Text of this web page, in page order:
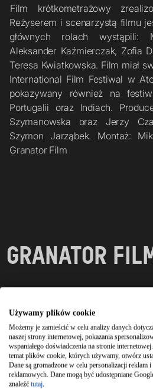
Film krótkometrażowy
Reżyserem i scenarzystą filmu
głównych rolach wystąpili:
Aleksander Kaźmierczak, Zofia
Teresa Kwiatkowska. Film miał
International Film Festiwal w
pokazywany również na
Portugalii oraz Indiach.
Szymanowska oraz Jerzy
Szymon Jarząbek. Montaż:
Granator Film
GRANATOR
ZADZWOŃ
+48 784 344 450
Używamy plików cookie
Możemy je zamieścić w celu analizy danych
naszej strony internetowej, pokazania
wspaniałego doświadczenia na stronie
temat plików cookie, których używamy, otwórz
Dane są gromadzone w celu personalizacji reklam
reklamowych. Dane mogą być udostępniane
znaleźć tutaj.